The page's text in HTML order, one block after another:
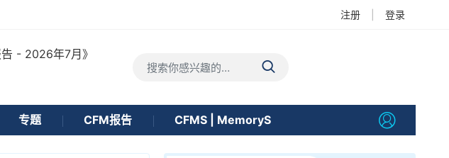
注册 登录
专题 CFM报告 CFMS | MemoryS